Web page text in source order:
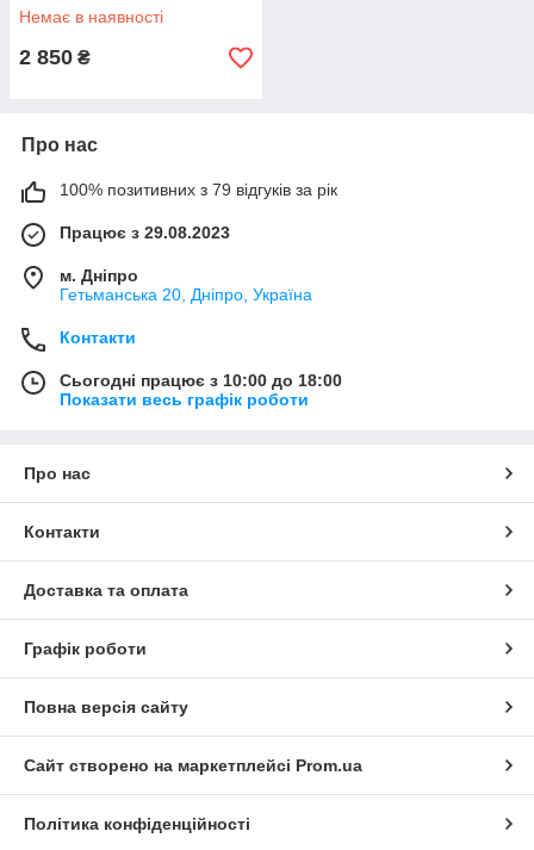
Немає в наявності
2 850 ₴
Про нас
100% позитивних з 79 відгуків за рік
Працює з 29.08.2023
м. Дніпро
Гетьманська 20, Дніпро, Україна
Контакти
Сьогодні працює з 10:00 до 18:00
Показати весь графік роботи
Про нас
Контакти
Доставка та оплата
Графік роботи
Повна версія сайту
Сайт створено на маркетплейсі Prom.ua
Політика конфіденційності